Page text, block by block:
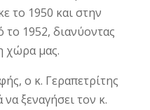
το 1950 και στην
το 1952, διανύοντας
χώρα μας.
ο κ. Γεραπετρίτης
να ξεναγήσει τον κ.